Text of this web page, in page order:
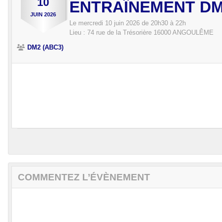
JUIN 2026 ENTRAÎNEMENT
Le mercredi 10 juin 2026 de 20h30 à 22h
Lieu : 74 rue de la Trésorière 16000 ANGOULÊME
DM2 (ABC3)
COMMENTEZ L’ÉVÈNEMENT